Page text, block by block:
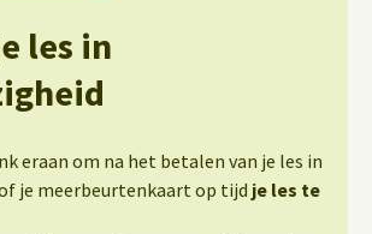
les in
eraan om na het betalen van je les in
je meerbeurtenkaart op tijd je les te